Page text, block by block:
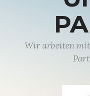
Wir arbeiten mit